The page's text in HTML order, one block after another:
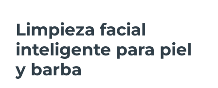
Limpieza facial
inteligente para piel
y barba
Limpieza facial
LUNA™ 4 pack
Lifting facial
BEAR™ 2 pack
Baréin Entrega prevista
Bélgica Entrega prevista